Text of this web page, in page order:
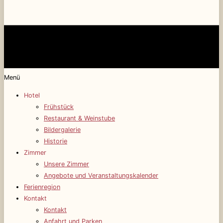
Menü
Hotel
Frühstück
Restaurant & Weinstube
Bildergalerie
Historie
Zimmer
Unsere Zimmer
Angebote und Veranstaltungskalender
Ferienregion
Kontakt
Kontakt
Anfahrt und Parken